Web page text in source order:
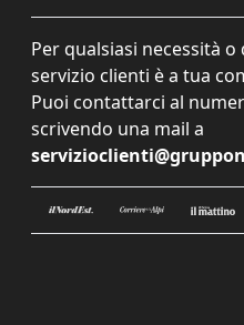
Per qualsiasi necessità
servizio clienti è a tua
Puoi contattarci al
scrivendo una mail a